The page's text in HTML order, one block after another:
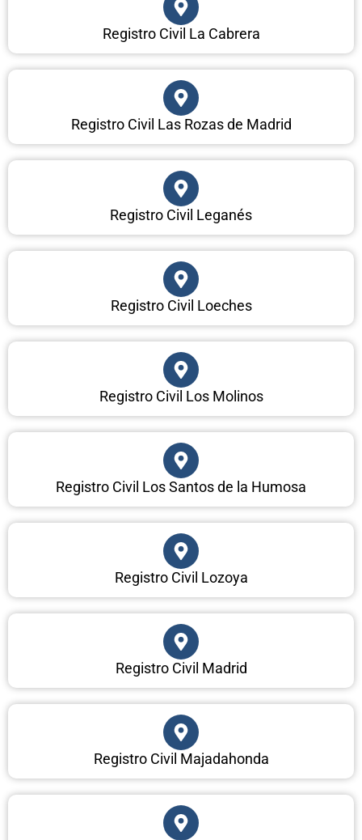
Registro Civil La Cabrera
Registro Civil Las Rozas de Madrid
Registro Civil Leganés
Registro Civil Loeches
Registro Civil Los Molinos
Registro Civil Los Santos de la Humosa
Registro Civil Lozoya
Registro Civil Madrid
Registro Civil Majadahonda